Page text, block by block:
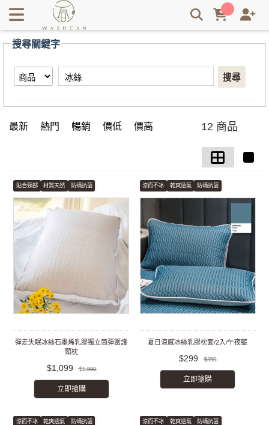
【冰絲】搜尋結果 | Washcan瓦士肯
搜尋關鍵字
搜尋
最新 熱門 暢銷 價低 價高 12 商品
貼合頸部 材質天然 防蟎抗菌
彈走失眠冰絲石墨烯乳膠獨立筒彈簧護
頸枕
$1,099 $1,890
立即搶購
涼而不冰 乾爽透氣 防蟎抗菌
夏日涼感冰絲乳膠枕套/2入/午夜藍
$299 $350
立即搶購
涼而不冰 乾爽透氣 防蟎抗菌 涼而不冰 乾爽透氣 防蟎抗菌